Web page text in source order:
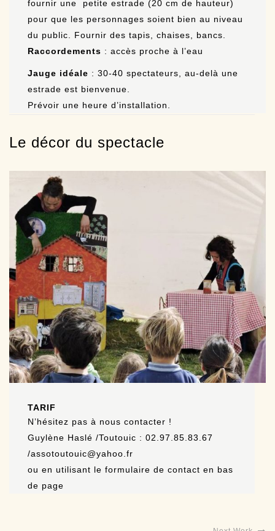
fournir une petite estrade (20 cm de hauteur)
pour que les personnages soient bien au niveau
du public. Fournir des tapis, chaises, bancs.
Raccordements : accès proche à l’eau
Jauge idéale : 30-40 spectateurs, au-delà une
estrade est bienvenue.
Prévoir une heure d’installation.
Le décor du spectacle
TARIF
N’hésitez pas à nous contacter !
Guylène Haslé /Toutouic : 02.97.85.83.67
/assotoutouic@yahoo.fr
ou en utilisant le formulaire de contact en bas
de page